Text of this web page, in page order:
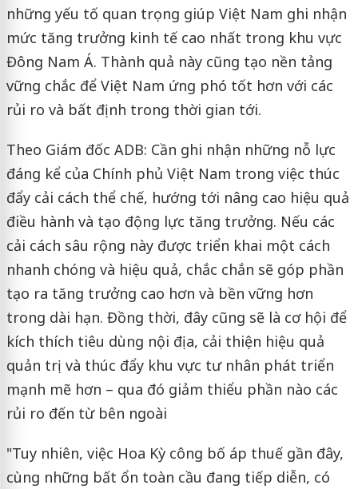
những yếu tố quan trọng giúp Việt Nam ghi nhận
mức tăng trưởng kinh tế cao nhất trong khu vực
Đông Nam Á. Thành quả này cũng tạo nền tảng
vững chắc để Việt Nam ứng phó tốt hơn với các
rủi ro và bất định trong thời gian tới.
Theo Giám đốc ADB: Cần ghi nhận những nỗ lực
đáng kể của Chính phủ Việt Nam trong việc thúc
đẩy cải cách thể chế, hướng tới nâng cao hiệu quả
điều hành và tạo động lực tăng trưởng. Nếu các
cải cách sâu rộng này được triển khai một cách
nhanh chóng và hiệu quả, chắc chắn sẽ góp phần
tạo ra tăng trưởng cao hơn và bền vững hơn
trong dài hạn. Đồng thời, đây cũng sẽ là cơ hội để
kích thích tiêu dùng nội địa, cải thiện hiệu quả
quản trị và thúc đẩy khu vực tư nhân phát triển
mạnh mẽ hơn – qua đó giảm thiểu phần nào các
rủi ro đến từ bên ngoài
"Tuy nhiên, việc Hoa Kỳ công bố áp thuế gần đây,
cùng những bất ổn toàn cầu đang tiếp diễn, có